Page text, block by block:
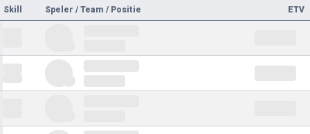
Skill
Speler / Team / Positie ETV